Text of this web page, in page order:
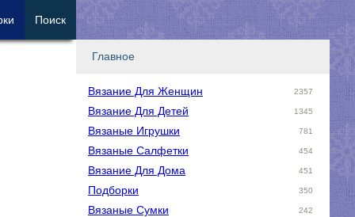
Главное
Вязание Для Женщин 2357
Вязание Для Детей 1345
Вязаные Игрушки 781
Вязаные Салфетки 454
Вязание Для Дома 451
Подборки 350
Вязаные Сумки 242
Поиск